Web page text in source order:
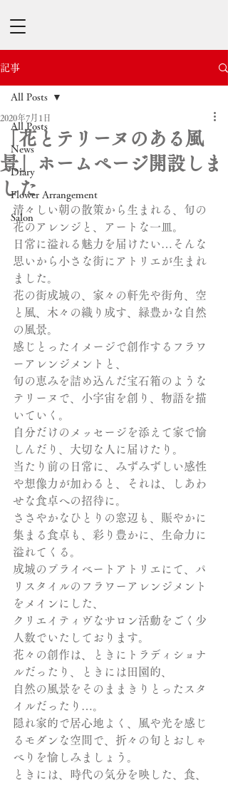
記事
All Posts
News
Diary
Flower Arrangement
Salon
All Posts
「花とテリーヌのある風
景」ホームページ開設しま
した
2020年7月1日
清々しい朝の散策から生まれる、旬の
花のアレンジと、アートな一皿。
日常に溢れる魅力を届けたい…そんな
思いから小さな街にアトリエが生まれ
ました。
花の街成城の、家々の軒先や街角、空
と風、木々の織り成す、緑豊かな自然
の風景。
感じとったイメージで創作するフラワ
ーアレンジメントと、
旬の恵みを詰め込んだ宝石箱のような
テリーヌで、小宇宙を創り、物語を描
いていく。
自分だけのメッセージを添えて家で愉
しんだり、大切な人に届けたり。
当たり前の日常に、みずみずしい感性
や想像力が加わると、それは、しあわ
せな食卓への招待に。
ささやかなひとりの窓辺も、賑やかに
集まる食卓も、彩り豊かに、生命力に
溢れてくる。
成城のプライベートアトリエにて、パ
リスタイルのフラワーアレンジメント
をメインにした、
クリエイティヴなサロン活動をごく少
人数でいたしております。
花々の創作は、ときにトラディショナ
ルだったり、ときには田園的、
自然の風景をそのままきりとったスタ
イルだったり…。
隠れ家的で居心地よく、風や光を感じ
るモダンな空間で、折々の旬とおしゃ
べりを愉しみましょう。
ときには、時代の気分を映した、食、